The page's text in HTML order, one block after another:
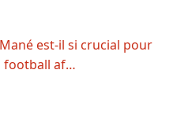
est-il si crucial pour
football af…